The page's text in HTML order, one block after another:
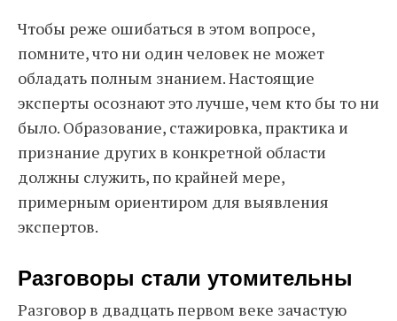
Чтобы реже ошибаться в этом вопросе,
помните, что ни один человек не может
обладать полным знанием. Настоящие
эксперты осознают это лучше, чем кто бы то ни
было. Образование, стажировка, практика и
признание других в конкретной области
должны служить, по крайней мере,
примерным ориентиром для выявления
экспертов.
Разговоры стали утомительны
Разговор в двадцать первом веке зачастую